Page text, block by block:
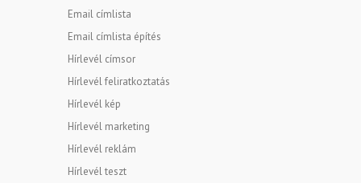
Email címlista
Email címlista építés
Hírlevél címsor
Hírlevél feliratkoztatás
Hírlevél kép
Hírlevél marketing
Hírlevél reklám
Hírlevél teszt